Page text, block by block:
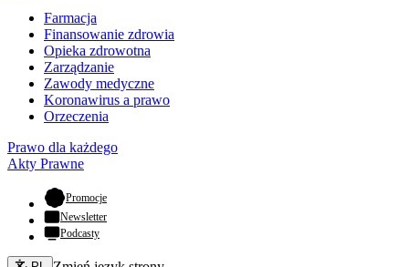
Farmacja
Finansowanie zdrowia
Opieka zdrowotna
Zarządzanie
Zawody medyczne
Koronawirus a prawo
Orzeczenia
Prawo dla każdego
Akty Prawne
Promocje- otwiera się w nowej karcie
Newsletter
Podcasty